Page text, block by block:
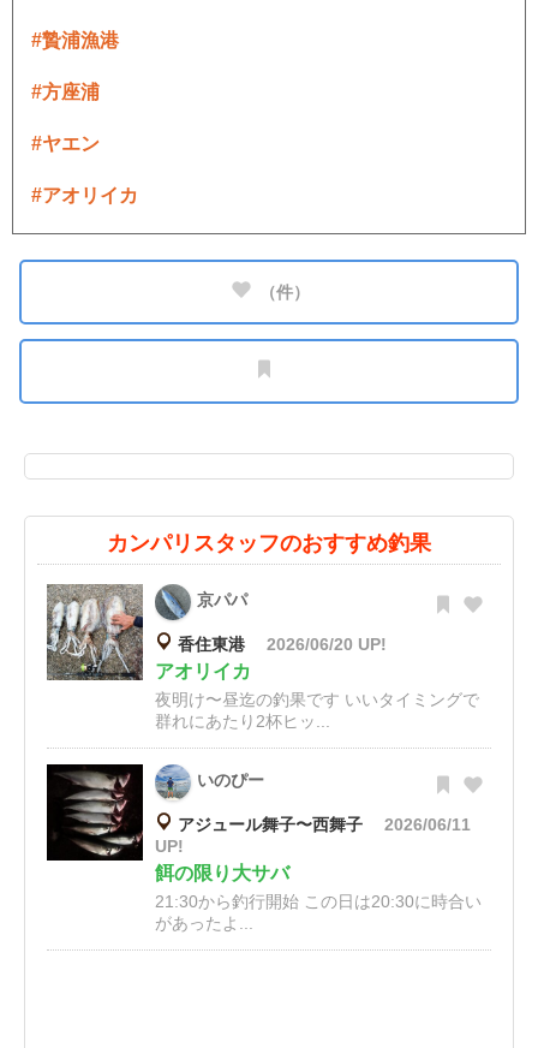
#贄浦漁港
#方座浦
#ヤエン
#アオリイカ
（件）
カンパリスタッフのおすすめ釣果
京パパ
香住東港 2026/06/20 UP!
アオリイカ
夜明け〜昼迄の釣果です いいタイミングで
群れにあたり2杯ヒッ...
いのぴー
アジュール舞子〜西舞子
2026/06/11
UP!
餌の限り大サバ
21:30から釣行開始 この日は20:30に時合い
があったよ...